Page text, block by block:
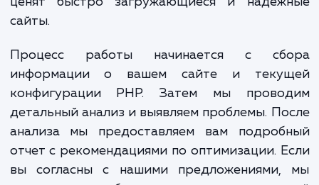
безопасность, время выполнения
многие другие.
При достижении этой услуги, вам
многие преимущества. Например, вы
быстрый, надежный и безопасный
который будет правильно
соответствовать ожиданиям
посетителей. Также вы получите